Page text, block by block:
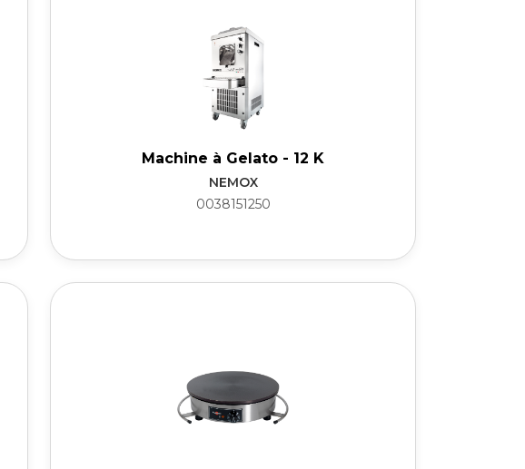
Machine à Gelato - 12 K
NEMOX
0038151250